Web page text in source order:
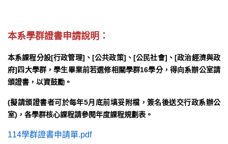
本系學群證書申請說明：
本系課程分設[行政管理]、[公共政策]、[公民社會]、[政治經濟與政
府]四大學群，學生畢業前若選修相關學群16學分，得向系辦公室請
頒證書，以資鼓勵。
(擬請頒證書者可於每年5月底前填妥附檔，簽名後送交行政系辦公
室)， 各學群核心課程請參閱年度課程規劃表。
114學群證書申請單.pdf